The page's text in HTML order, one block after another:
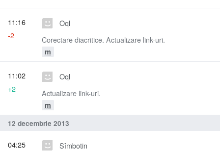
Oql
Corectare diacritice. Actualizare link-uri.
m
11:16
-2
Oql
Actualizare link-uri.
m
11:02
+2
12 decembrie 2013
Sîmbotin
04:25